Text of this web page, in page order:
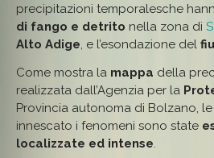
precipitazioni temporalesche
di fango e detrito nella zona di
Alto Adige, e l’esondazione del
Come mostra la mappa della
realizzata dall’Agenzia per la
Provincia autonoma di Bolzano, le
innescato i fenomeni sono state
localizzate ed intense.